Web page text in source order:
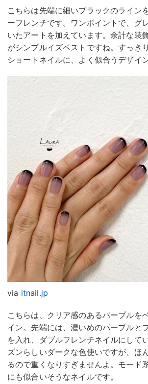
こちらは先端に細いブラックのライン
ーフレンチです。ワンポイントで、グ
いたアートを加えています。余計な装
がシンプルイズベストですね。すっき
ショートネイルに、よく似合うデザイン
via itnail.jp
こちらは、クリア感のあるパープルを
イン。先端には、濃いめのパープルと
を入れ、ダブルフレンチネイルにして
ズンらしいダークな色使いですが、ほ
るので重くなりすぎませんよ。モード
にも似合いそうなネイルです。